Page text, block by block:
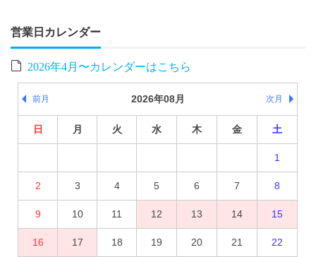
営業日カレンダー
2026年4月〜カレンダーはこちら